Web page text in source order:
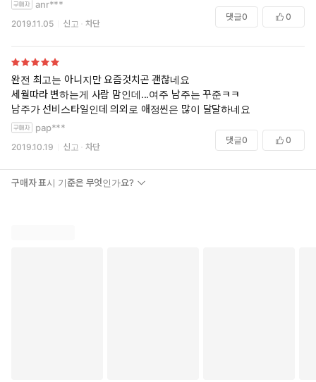
anr***
2019.11.05 신고 차단
댓글0 0
완전 최고는 아니지만 요즘것치곤 괜찮네요
세월따라 변하는게 사람 맘인데...여주 남주는 꾸준ㅋㅋ
남주가 선비스타일인데 의외로 애정씬은 많이 달달하네요
pap***
2019.10.19 신고 차단
댓글0 0
구매자 표시 기준은 무엇인가요?